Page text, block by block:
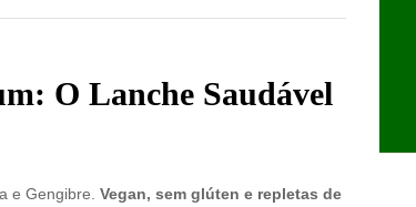
O Lanche Saudável
e Gengibre. Vegan, sem glúten e repletas de